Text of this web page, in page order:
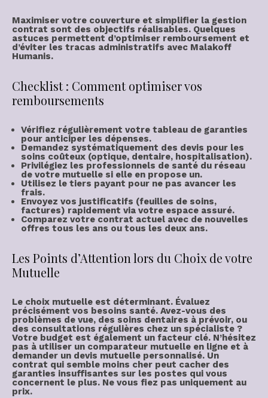
Maximiser votre couverture et simplifier la gestion
contrat sont des objectifs réalisables. Quelques
astuces permettent d’optimiser remboursement et
d’éviter les tracas administratifs avec Malakoff
Humanis.
Checklist : Comment optimiser vos
remboursements
Vérifiez régulièrement votre tableau de garanties
pour anticiper les dépenses.
Demandez systématiquement des devis pour les
soins coûteux (optique, dentaire, hospitalisation).
Privilégiez les professionnels de santé du réseau
de votre mutuelle si elle en propose un.
Utilisez le tiers payant pour ne pas avancer les
frais.
Envoyez vos justificatifs (feuilles de soins,
factures) rapidement via votre espace assuré.
Comparez votre contrat actuel avec de nouvelles
offres tous les ans ou tous les deux ans.
Les Points d’Attention lors du Choix de votre
Mutuelle
Le choix mutuelle est déterminant. Évaluez
précisément vos besoins santé. Avez-vous des
problèmes de vue, des soins dentaires à prévoir, ou
des consultations régulières chez un spécialiste ?
Votre budget est également un facteur clé. N’hésitez
pas à utiliser un comparateur mutuelle en ligne et à
demander un devis mutuelle personnalisé. Un
contrat qui semble moins cher peut cacher des
garanties insuffisantes sur les postes qui vous
concernent le plus. Ne vous fiez pas uniquement au
prix.